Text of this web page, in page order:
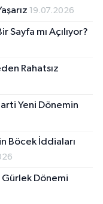
19.07.2026
Sayfa mı Açılıyor?
Rahatsız
Yeni Dönemin
Böcek İddiaları
Gürlek Dönemi